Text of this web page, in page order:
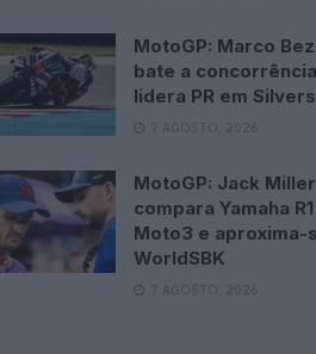
MotoGP: Marco
bate a
lidera PR em
7 AGOSTO, 2026
MotoGP: Jack Miller
compara Yamaha
Moto3 e aproxima-
WorldSBK
7 AGOSTO, 2026